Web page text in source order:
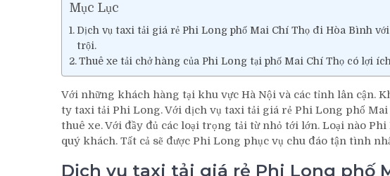
Mục Lục
Dịch vụ taxi tải giá rẻ Phi Long phố Mai Chí Thọ đi Hòa Bình
trội.
Thuê xe tải chở hàng của Phi Long tại phố Mai Chí Thọ có lợi
Với những khách hàng tại khu vực Hà Nội và các tỉnh lân cận.
ty taxi tải Phi Long. Với dịch vụ taxi tải giá rẻ Phi Long phố
thuê xe. Với đầy đủ các loại trọng tải từ nhỏ tới lớn. Loại nào
quý khách. Tất cả sẽ được Phi Long phục vụ chu đáo tận tình
Dịch vụ taxi tải giá rẻ Phi Long phố